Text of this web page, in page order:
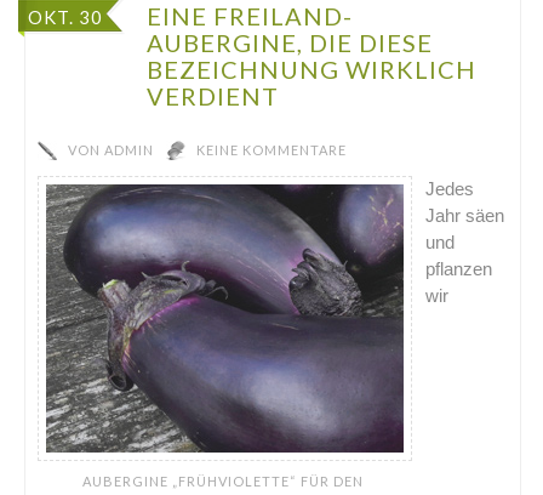
OKT. 30
EINE FREILAND-
AUBERGINE, DIE DIESE
BEZEICHNUNG WIRKLICH
VERDIENT
VON ADMIN KEINE KOMMENTARE
AUBERGINE „FRÜHVIOLETTE“ FÜR DEN
Jedes
Jahr säen
und
pflanzen
wir